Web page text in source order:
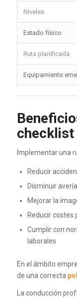
Niveles
Estado físico
Ruta planificada
Equipamiento
checklist
Implementar una
Reducir
Disminuir
Mejorar la
Reducir costes
Cumplir con
laborales
En el ámbito
de una correcta
La conducción